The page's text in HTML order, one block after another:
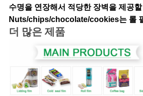
수명을 연장해서 적당한 장벽을 제공
Nuts/chips/chocolate/cookies는 롤
더 많은 제품